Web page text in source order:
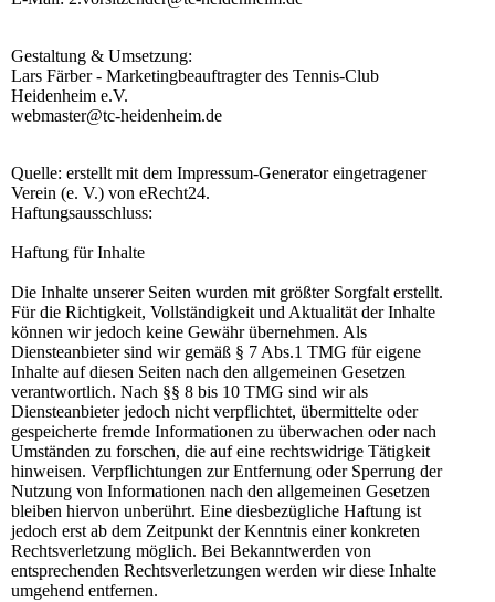
Gestaltung & Umsetzung:
Lars Färber - Marketingbeauftragter des Tennis-Club
Heidenheim e.V.
webmaster@tc-heidenheim.de
Quelle: erstellt mit dem Impressum-Generator eingetragener
Verein (e. V.) von eRecht24.
Haftungsausschluss:
Haftung für Inhalte
Die Inhalte unserer Seiten wurden mit größter Sorgfalt erstellt.
Für die Richtigkeit, Vollständigkeit und Aktualität der Inhalte
können wir jedoch keine Gewähr übernehmen. Als
Diensteanbieter sind wir gemäß § 7 Abs.1 TMG für eigene
Inhalte auf diesen Seiten nach den allgemeinen Gesetzen
verantwortlich. Nach §§ 8 bis 10 TMG sind wir als
Diensteanbieter jedoch nicht verpflichtet, übermittelte oder
gespeicherte fremde Informationen zu überwachen oder nach
Umständen zu forschen, die auf eine rechtswidrige Tätigkeit
hinweisen. Verpflichtungen zur Entfernung oder Sperrung der
Nutzung von Informationen nach den allgemeinen Gesetzen
bleiben hiervon unberührt. Eine diesbezügliche Haftung ist
jedoch erst ab dem Zeitpunkt der Kenntnis einer konkreten
Rechtsverletzung möglich. Bei Bekanntwerden von
entsprechenden Rechtsverletzungen werden wir diese Inhalte
umgehend entfernen.